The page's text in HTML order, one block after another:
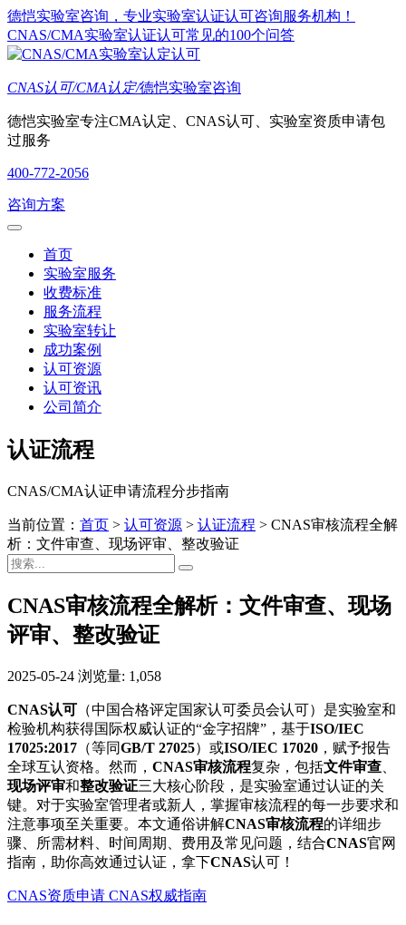
德恺实验室咨询，专业实验室认证认可咨询服务机构！
CNAS/CMA实验室认证认可常见的100个问答
CNAS认可/CMA认定/德恺实验室咨询
德恺实验室专注CMA认定、CNAS认可、实验室资质申请包
过服务
400-772-2056
咨询方案
首页
实验室服务
收费标准
服务流程
实验室转让
成功案例
认可资源
认可资讯
公司简介
认证流程
CNAS/CMA认证申请流程分步指南
当前位置： 首页 > 认可资源 > 认证流程 > CNAS审核流程全解
析：文件审查、现场评审、整改验证
CNAS审核流程全解析：文件审查、现场
评审、整改验证
2025-05-24 浏览量: 1,058
CNAS认可 （中国合格评定国家认可委员会认可）是实验室和
检验机构获得国际权威认证的“金字招牌”，基于ISO/IEC
17025:2017 （等同GB/T 27025）或ISO/IEC 17020 ，赋予报告
全球互认资格。然而， CNAS审核流程复杂，包括文件审查
现场评审和整改验证三大核心阶段，是实验室通过认证的关
键。对于实验室管理者或新人，掌握审核流程的每一步要求和
注意事项至关重要。本文通俗讲解CNAS审核流程的详细步
骤、所需材料、时间周期、费用及常见问题，结合CNAS官网
指南，助你高效通过认证，拿下CNAS认可！
CNAS资质申请 CNAS权威指南